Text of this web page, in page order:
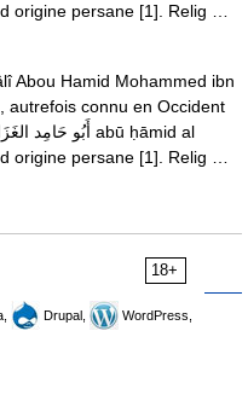
origine persane [1]. Relig …
Abou Hamid Mohammed ibn
autrefois connu en Occident
origine persane [1]. Relig …
18+
Drupal,
WordPress,